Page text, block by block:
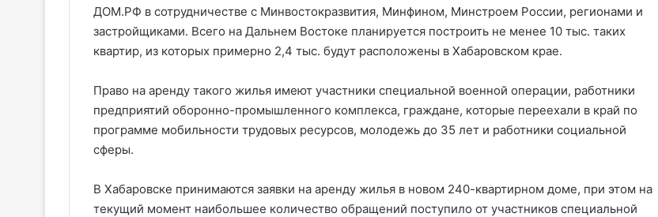
ДОМ.РФ в сотрудничестве с Минвостокразвития, Минфином, Минстроем России, регионами и
застройщиками. Всего на Дальнем Востоке планируется построить не менее 10 тыс. таких
квартир, из которых примерно 2,4 тыс. будут расположены в Хабаровском крае.
Право на аренду такого жилья имеют участники специальной военной операции, работники
предприятий оборонно-промышленного комплекса, граждане, которые переехали в край по
программе мобильности трудовых ресурсов, молодежь до 35 лет и работники социальной
сферы.
В Хабаровске принимаются заявки на аренду жилья в новом 240-квартирном доме, при этом на
текущий момент наибольшее количество обращений поступило от участников специальной